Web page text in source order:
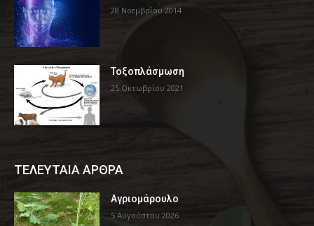
28 Νοεμβρίου 2014
Τοξοπλάσμωση
25 Οκτωβρίου 2021
ΤΕΛΕΥΤΑΙΑ ΑΡΘΡΑ
Αγριομάρουλο
5 Αυγούστου 2026